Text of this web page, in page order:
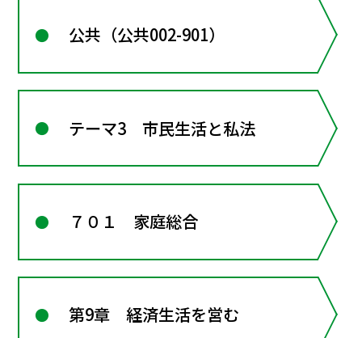
公共（公共002-901）
テーマ3 市民生活と私法
７０１ 家庭総合
第9章 経済生活を営む